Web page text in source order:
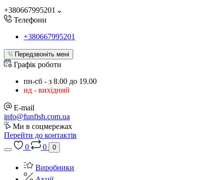
+380667995201
Телефони
+380667995201
Передзвоніть мені
Графік роботи
пн-сб - з 8.00 до 19.00
нд - вихідний
E-mail
info@funfish.com.ua
Ми в соцмережах
Перейти до контактів
0
0 0
Виробники